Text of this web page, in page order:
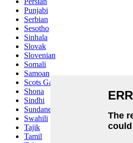
Punjabi
Serbian
Sesotho
Sinhala
Slovak
Slovenian
Somali
Samoan
Scots Gaelic
Shona
Sindhi
Sundanese
Swahili
Tajik
Tamil